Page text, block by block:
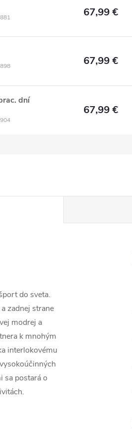
67,99 €
67,99 €
dní
67,99 €
do sveta.
zadnej strane
modrej a
k mnohým
interlokovému
sa postará o